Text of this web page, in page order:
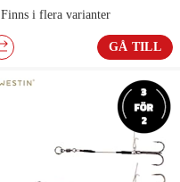
Finns i flera varianter
GÅ TILL